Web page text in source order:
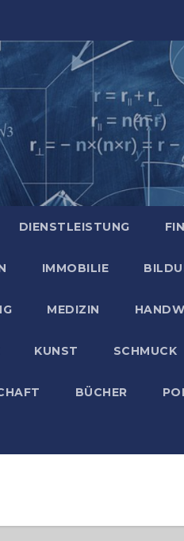
DIENSTLEISTUNG
IMMOBILIE
MEDIZIN
KUNST SCHMUCK
BÜCHER